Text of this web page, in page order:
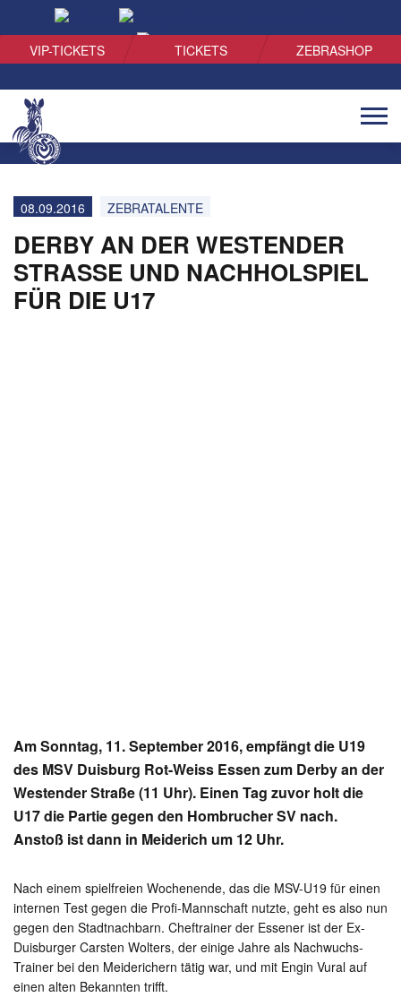
VIP-TICKETS TICKETS ZEBRASHOP
08.09.2016 ZEBRATALENTE
DERBY AN DER WESTENDER
STRASSE UND NACHHOLSPIEL F
ÜR DIE U17
Am Sonntag, 11. September 2016, empfängt die U19
des MSV Duisburg Rot-Weiss Essen zum Derby an der
Westender Straße (11 Uhr). Einen Tag zuvor holt die
U17 die Partie gegen den Hombrucher SV nach.
Anstoß ist dann in Meiderich um 12 Uhr.
Nach einem spielfreien Wochenende, das die MSV-U19 für einen
internen Test gegen die Profi-Mannschaft nutzte, geht es also nun
gegen den Stadtnachbarn. Cheftrainer der Essener ist der Ex-
Duisburger Carsten Wolters, der einige Jahre als Nachwuchs-
Trainer bei den Meiderichern tätig war, und mit Engin Vural auf
einen alten Bekannten trifft.